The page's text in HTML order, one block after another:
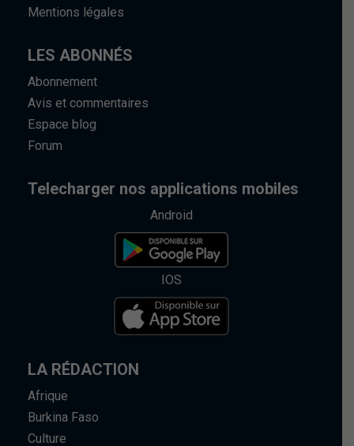
Mentions légales
LES ABONNÉS
Abonnement
Avis et commentaires
Espace blog
Forum
Telecharger nos applications mobiles
Android
IOS
LA RÉDACTION
Afrique
Burkina Faso
Culture